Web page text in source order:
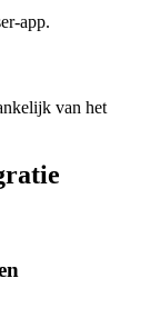
app.
van het